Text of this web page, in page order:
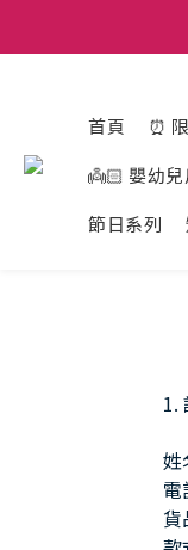
首頁 ⏰
👼🏻 嬰幼
節日系列
1.
姓
電
貨